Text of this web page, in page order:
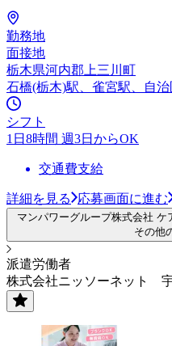
勤務地
面接地
栃木県河内郡上三川町
石橋(栃木)駅、雀宮駅、自治
シフト
1日8時間 週3日からOK
交通費支給
詳細を見る 応募画面に進む
マンパワーグループ株式会社
その他
派遣労働者
株式会社ニッソーネット 宇